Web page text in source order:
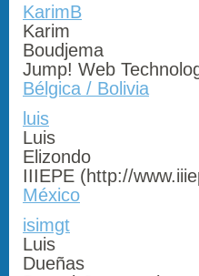
KarimB
Karim
Boudjema
Jump! Web
Bélgica / Bolivia
luis
Luis
Elizondo
IIIEPE (http://
México
isimgt
Luis
Dueñas